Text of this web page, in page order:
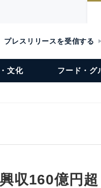
プレスリリースを受信する
文化 フード・グ
収160億円